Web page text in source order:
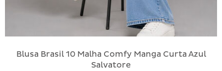
Blusa Brasil 10 Malha Comfy Manga Curta Azul
Salvatore